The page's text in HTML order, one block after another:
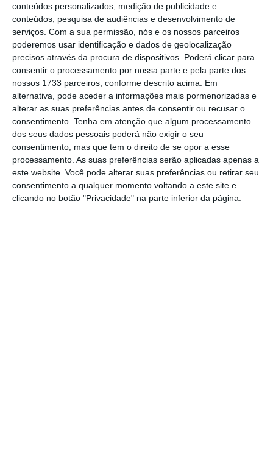
conteúdos personalizados, medição de publicidade e
conteúdos, pesquisa de audiências e desenvolvimento de
serviços. Com a sua permissão, nós e os nossos parceiros
poderemos usar identificação e dados de geolocalização
precisos através da procura de dispositivos. Poderá clicar para
consentir o processamento por nossa parte e pela parte dos
nossos 1733 parceiros, conforme descrito acima. Em
alternativa, pode aceder a informações mais pormenorizadas e
alterar as suas preferências antes de consentir ou recusar o
consentimento. Tenha em atenção que algum processamento
dos seus dados pessoais poderá não exigir o seu
consentimento, mas que tem o direito de se opor a esse
processamento. As suas preferências serão aplicadas apenas a
este website. Você pode alterar suas preferências ou retirar seu
consentimento a qualquer momento voltando a este site e
clicando no botão "Privacidade" na parte inferior da página.
Este artigo tem mais de um ano
Acompanhe o Pplware no Google Notícias
Proponha uma correção, faça uma sugestão
Tags: chrome Epichrome Google